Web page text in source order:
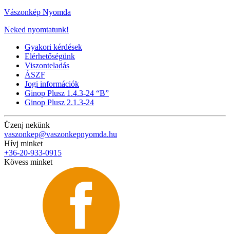
Vászonkép Nyomda
Neked nyomtatunk!
Gyakori kérdések
Elérhetőségünk
Viszonteladás
ÁSZF
Jogi információk
Ginop Plusz 1.4.3-24 “B”
Ginop Plusz 2.1.3-24
Üzenj nekünk
vaszonkep@vaszonkepnyomda.hu
Hívj minket
+36-20-933-0915
Kövess minket